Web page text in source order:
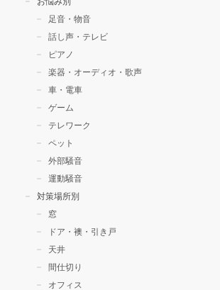
足音・物音
話し声・テレビ
ピアノ
楽器・オーディオ・歌声
車・電車
ゲーム
テレワーク
ペット
外部騒音
運動騒音
対策場所別
窓
ドア・襖・引き戸
天井
間仕切り
オフィス